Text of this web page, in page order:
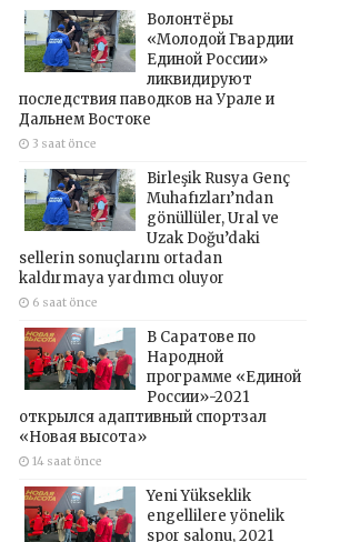
Волонтёры
«Молодой Гвардии
Единой России»
ликвидируют
последствия паводков на Урале и
Дальнем Востоке
3 saat önce
Birleşik Rusya Genç
Muhafızları’ndan
gönüllüler, Ural ve
Uzak Doğu’daki
sellerin sonuçlarını ortadan
kaldırmaya yardımcı oluyor
6 saat önce
В Саратове по
Народной
программе «Единой
России»-2021
открылся адаптивный спортзал
«Новая высота»
14 saat önce
Yeni Yükseklik
engellilere yönelik
spor salonu, 2021